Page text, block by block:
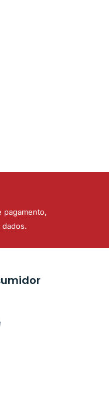
pagamento,